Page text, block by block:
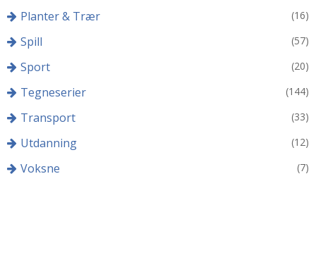
Planter & Trær (16)
Spill (57)
Sport (20)
Tegneserier (144)
Transport (33)
Utdanning (12)
Voksne (7)